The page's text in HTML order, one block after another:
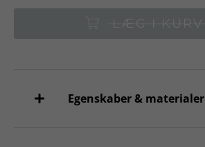
Egenskaber & materialer